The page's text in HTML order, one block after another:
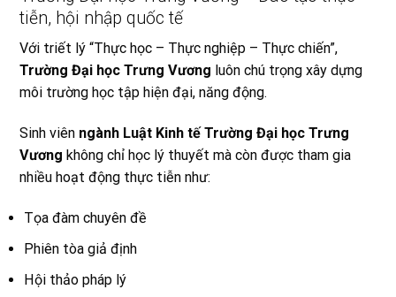
tiễn, hội nhập quốc tế
Với triết lý “Thực học – Thực nghiệp – Thực chiến”,
Trường Đại học Trưng Vương luôn chú trọng xây dựng
môi trường học tập hiện đại, năng động.
Sinh viên ngành Luật Kinh tế Trường Đại học Trưng
Vương không chỉ học lý thuyết mà còn được tham gia
nhiều hoạt động thực tiễn như:
Tọa đàm chuyên đề
Phiên tòa giả định
Hội thảo pháp lý